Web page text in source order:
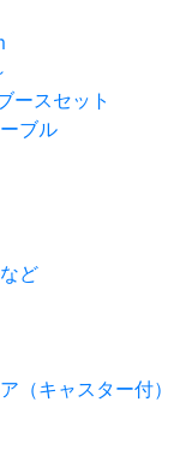
ースセット
ブル
ど
（キャスター付）